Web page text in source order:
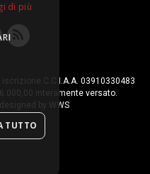
iscrizione C.C.I.A.A. 03910330483
interamente versato.
designed by WWS
di più
TUTTO